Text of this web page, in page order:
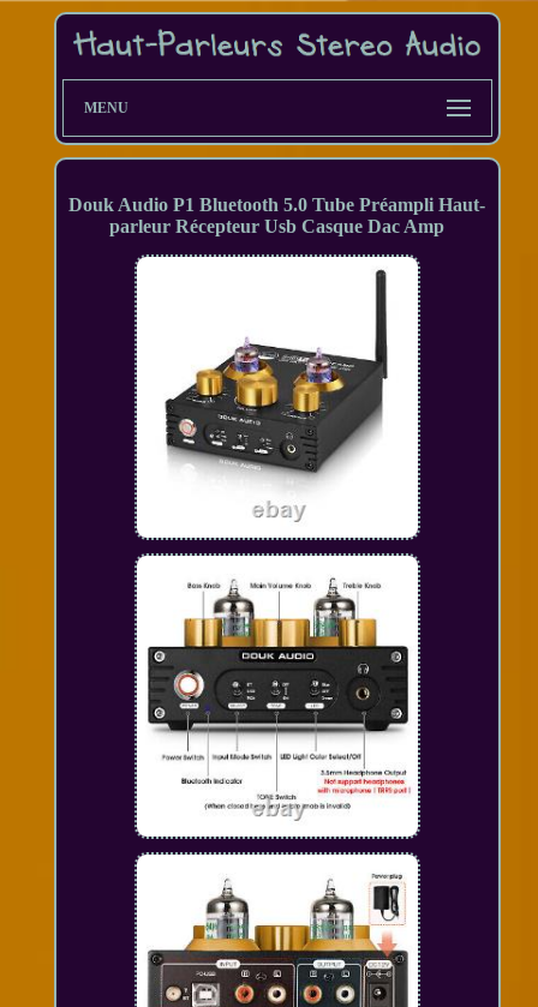
MENU
Douk Audio P1 Bluetooth 5.0 Tube Préampli Haut-
parleur Récepteur Usb Casque Dac Amp